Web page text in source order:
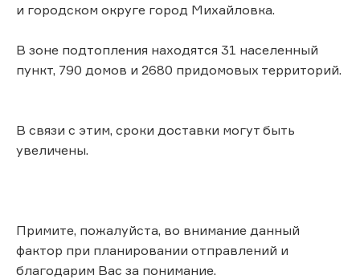
и городском округе город Михайловка.
В зоне подтопления находятся 31 населенный
пункт, 790 домов и 2680 придомовых территорий.
В связи с этим, сроки доставки могут быть
увеличены.
Примите, пожалуйста, во внимание данный
фактор при планировании отправлений и
благодарим Вас за понимание.